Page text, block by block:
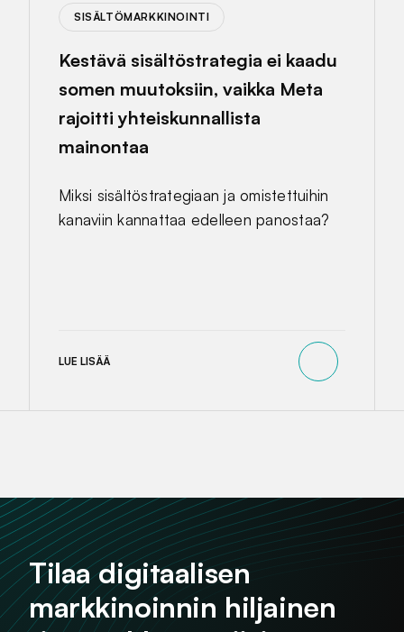
SISÄLTÖMARKKINOINTI
Kestävä sisältöstrategia ei kaadu
somen muutoksiin, vaikka Meta
rajoitti yhteiskunnallista
mainontaa
Miksi sisältöstrategiaan ja omistettuihin
kanaviin kannattaa edelleen panostaa?
LUE LISÄÄ
Tilaa digitaalisen
markkinoinnin hiljainen